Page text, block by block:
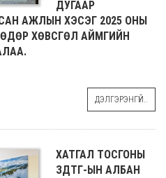
ДУГААР
АЖЛЫН ХЭСЭГ 2025 ОНЫ
ХӨВСГӨЛ АЙМГИЙН
ДЭЛГЭРЭНГҮЙ..
ХАТГАЛ ТОСГОНЫ
ЗДТГ-ЫН АЛБАН